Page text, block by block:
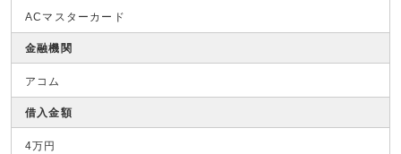
ACマスターカード
金融機関
アコム
借入金額
4万円